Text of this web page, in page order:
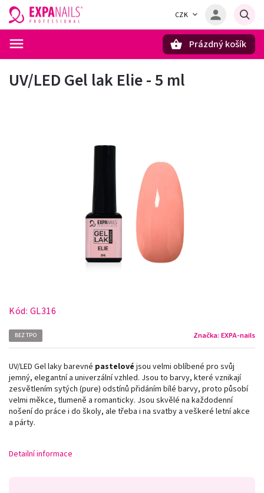
CZK
Prázdný košík
UV/LED Gel lak Elie - 5 ml
Kód: GL316
BEZ TPO Značka: EXPA-nails
UV/LED Gel laky barevné pastelové jsou velmi oblíbené pro svůj
jemný, elegantní a univerzální vzhled. Jsou to barvy, které vznikají
zesvětlením sytých (pure) odstínů přidáním bílé barvy, proto působí
velmi měkce, tlumeně a romanticky. Jsou skvělé na každodenní
nošení do práce i do školy, ale třeba i na svatby a veškeré letní akce
a párty.
Detailní informace